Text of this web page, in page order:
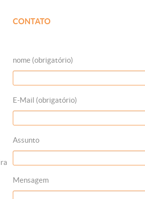
CONTATO
nome (obrigatório)
E-Mail (obrigatório)
Assunto
Mensagem